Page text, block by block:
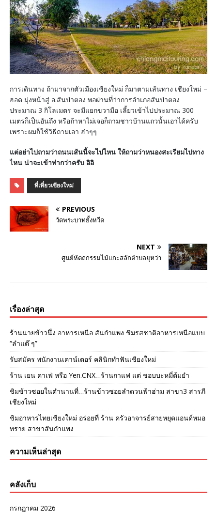
การเดินทาง ถ้ามาจากตัวเมืองเชียงใหม่ ก็มาตามเส้นทาง เชียงใหม่ –
ฮอด มุ่งหน้าสู่ อ.สันป่าตอง พอผ่านที่ว่าการอำเภอสันป่าตอง
ประมาณ 3 กิโลเมตร จะมีแยกขวามือ เลี้ยวเข้าไปประมาณ 300
เมตรก็เป็นอันถึง หรือถ้าหาไม่เจอก็ถามชาวบ้านแถวนั้นเอาได้ครับ
เพราะผมก็ใช้วิธีถามเอา ฮ่าๆๆ
แต่อย่าไปถามว่าถนนเส้นนี้จะไปไหน ให้ถามว่าหนองสะเรียมไปทาง
ไหน น่าจะเข้าท่ากว่าครับ อิอิ
ที่เที่ยวเชียงใหม่
PREVIOUS
วัดพระบาทยั้งหวีด
NEXT
ศูนย์หัตถกรรมไม้แกะสลักตำบลยุหว่า
เรื่องล่าสุด
ร้านนายข้าวนึ่ง อาหารเหนือ สันกำแพง ชิมรสชาติอาหารเหนือแบบ
“ลำแต๊ ๆ”
รับสมัคร พนักงานเคาน์เตอร์ คลินิกทำฟันเชียงใหม่
ร้าน เยน คาเฟ่ หรือ Yen.CNX…ร้านกาแฟ แต่ ชอบบะหมี่ต้มยำ
ชิมข้าวซอยในตำนานที่…ร้านข้าวซอยลำดวนฟ้าฮ่าม สาขา3 สารภี
เชียงใหม่
ชิมอาหารไทยเชียงใหม่ อร่อยที่ ร้าน ครัวอาจารย์สายหยุดแอนด์หมอ
ทราย สาขาสันกำแพง
ความเห็นล่าสุด
คลังเก็บ
กรกฎาคม 2026